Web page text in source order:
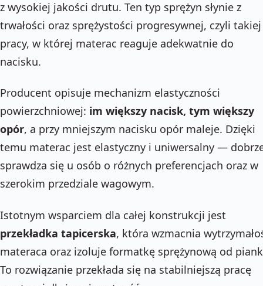
z wysokiej jakości drutu. Ten typ sprężyn słynie z
trwałości oraz sprężystości progresywnej, czyli takiej
pracy, w której materac reaguje adekwatnie do
nacisku.
Producent opisuje mechanizm elastyczności
powierzchniowej: im większy nacisk, tym większy
opór, a przy mniejszym nacisku opór maleje. Dzięki
temu materac jest elastyczny i uniwersalny —
sprawdza się u osób o różnych preferencjach oraz w
szerokim przedziale wagowym.
Istotnym wsparciem dla całej konstrukcji jest
przekładka tapicerska, która wzmacnia
materaca oraz izoluje formatkę sprężynową od
To rozwiązanie przekłada się na stabilniejszą pracę